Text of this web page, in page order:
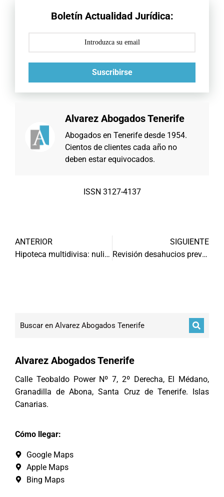
Boletín Actualidad Jurídica:
Suscribirse
Alvarez Abogados Tenerife
Abogados en Tenerife desde 1954.
Cientos de clientes cada año no
deben estar equivocados.
ISSN 3127-4137
ANTERIOR
Hipoteca multidivisa: nulidad parcial hipoteca
SIGUIENTE
Revisión desahucios previos marzo 2013
Alvarez Abogados Tenerife
Calle Teobaldo Power Nº 7, 2º Derecha, El Médano,
Granadilla de Abona, Santa Cruz de Tenerife. Islas
Canarias.
Cómo llegar:
Google Maps
Apple Maps
Bing Maps